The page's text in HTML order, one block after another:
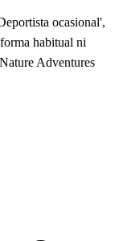
ocasional',
habitual ni
Adventures